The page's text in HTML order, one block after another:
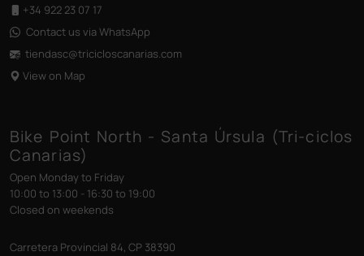
+34 922 23 07 17
Contact us via WhatsApp
tiendasc@tricicloscanarias.com
View on Map
Bike Point North - Santa Úrsula (Tri-ciclos
Canarias)
Open Monday to Friday
10:00 to 13:00 - 16:30 to 19:00
Closed on weekends
Carretera Provincial 84, CP 38390